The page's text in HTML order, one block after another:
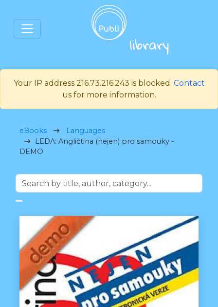
Your IP address 216.73.216.243 is blocked. Contact
us for more information.
eBooks
Languages
LEDA: Angličtina (nejen) pro samouky -
DEMO